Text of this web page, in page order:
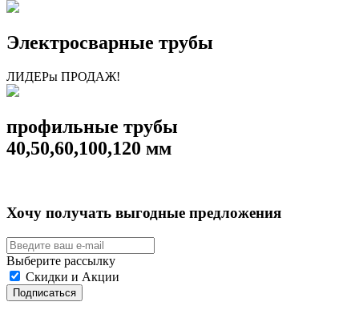
Электросварные трубы
ЛИДЕРы ПРОДАЖ!
профильные трубы
40,50,60,100,120 мм
Хочу получать выгодные предложения
Выберите рассылку
Скидки и Акции
Подписаться